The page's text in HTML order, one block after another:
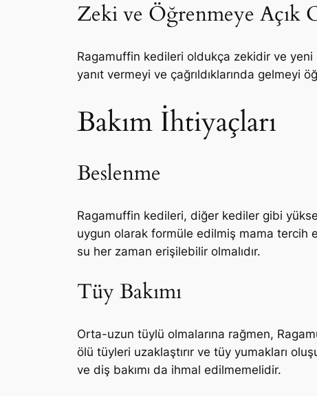
Zeki ve Öğrenmeye Açık
Ragamuffin kedileri oldukça zekidir ve yeni
yanıt vermeyi ve çağrıldıklarında
Bakım İhtiyaçları
Beslenme
Ragamuffin kedileri, diğer kediler gibi
uygun olarak formüle edilmiş mama tercih
su her zaman erişilebilir olmalıdır.
Tüy Bakımı
Orta-uzun tüylü olmalarına rağmen,
ölü tüyleri uzaklaştırır ve tüy yumakları
ve diş bakımı da ihmal edilmemelidir.